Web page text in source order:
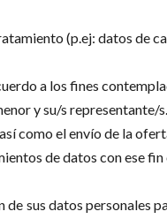
(p.ej: datos de
a los fines
y su/s representante/s.
como el envío de la
de datos con ese
sus datos personales